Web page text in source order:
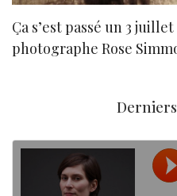
Ça s’est passé un 3
photographe Rose